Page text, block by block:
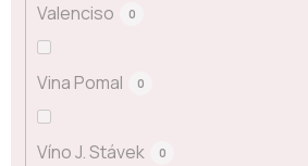
Valenciso 0
Vina Pomal 0
Víno J. Stávek 0